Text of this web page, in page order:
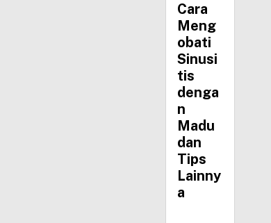
Cara
Meng
obati
Sinusi
tis
denga
n
Madu
dan
Tips
Lainny
a